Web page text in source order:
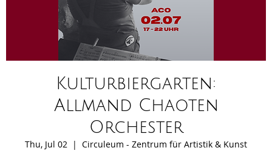
Kulturbiergarten:
Allmand Chaoten
Orchester
Thu, Jul 02
  |
Circuleum - Zentrum für Artistik & Kunst